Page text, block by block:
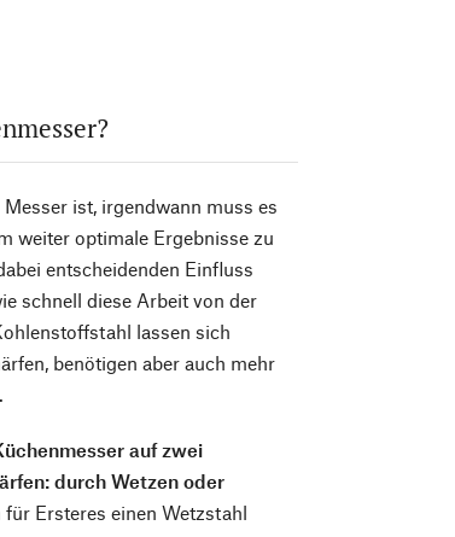
ist, irgendwann muss es
weiter optimale Ergebnisse zu
entscheidenden Einfluss
schnell diese Arbeit von der
lassen sich
benötigen aber auch mehr
auf zwei
durch Wetzen oder
für Ersteres einen Wetzstahl